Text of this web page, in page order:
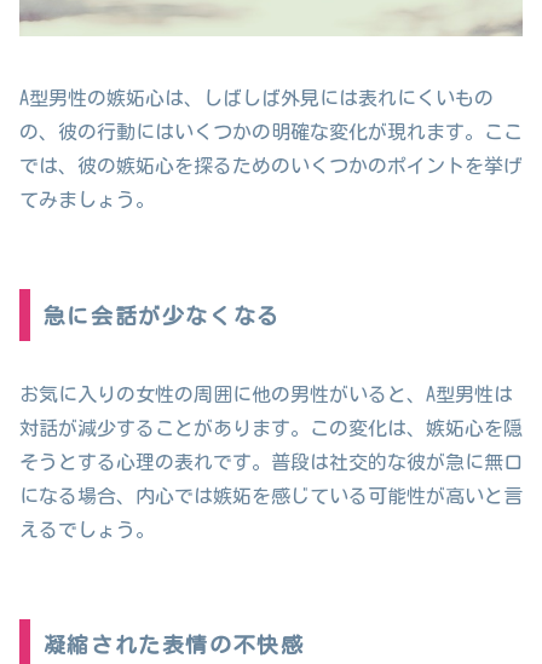
A型男性の嫉妬心は、しばしば外見には表れにくいもの
の、彼の行動にはいくつかの明確な変化が現れます。ここ
では、彼の嫉妬心を探るためのいくつかのポイントを挙げ
てみましょう。
急に会話が少なくなる
お気に入りの女性の周囲に他の男性がいると、A型男性は
対話が減少することがあります。この変化は、嫉妬心を隠
そうとする心理の表れです。普段は社交的な彼が急に無口
になる場合、内心では嫉妬を感じている可能性が高いと言
えるでしょう。
凝縮された表情の不快感